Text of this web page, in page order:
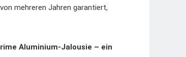
mehreren Jahren garantiert,
Aluminium-Jalousie – ein